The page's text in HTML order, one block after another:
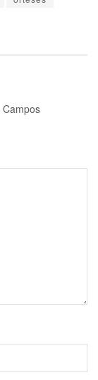
Campos